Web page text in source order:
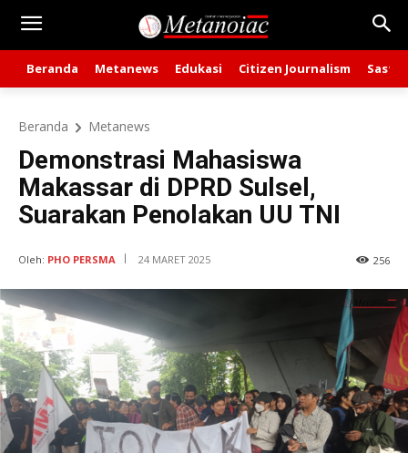
Beranda Metanews Edukasi Citizen Journalism Sastra
Beranda Metanews
Demonstrasi Mahasiswa
Makassar di DPRD Sulsel,
Suarakan Penolakan UU TNI
256
Oleh: PHO PERSMA 24 MARET 2025